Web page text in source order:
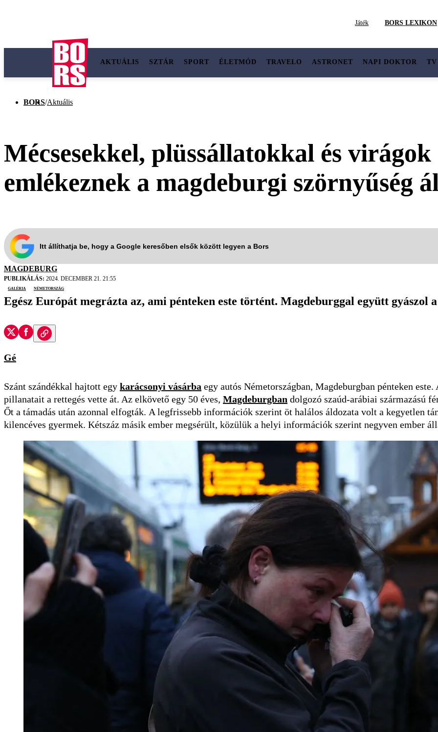
Játék BORS LEXIKON
AKTUÁLIS SZTÁR SPORT ÉLETMÓD TRAVELO ASTRONET NAPI DOKTOR TV
BORS/Aktuális
Mécsesekkel, plüssállatokkal és virágok
emlékeznek a magdeburgi szörnyűség
Itt állíthatja be, hogy a Google keresőben elsők között legyen a Bors
MAGDEBURG
PUBLIKÁLÁS: 2024. DECEMBER 21. 21:55
galéria
Németország
Egész Európát megrázta az, ami pénteken este történt. Magdeburggal együtt gyászol
Gé
Szánt szándékkal hajtott egy karácsonyi vásárba egy autós Németországban, Magdeburgban pénteken
pillanatait a rettegés vette át. Az elkövető egy 50 éves, Magdeburgban dolgozó szaúd-arábiai származású
Őt a támadás után azonnal elfogták. A legfrissebb információk szerint öt halálos áldozata volt a kegyetlen
kilencéves gyermek. Kétszáz másik ember megsérült, közülük a helyi információk szerint negyven ember